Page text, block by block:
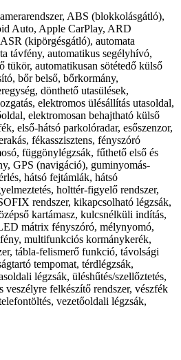
ABS (blokkolásgátló),
Auto, Apple CarPlay, ARD
(kipörgésgátló), automata
távfény, automatikus segélyhívó,
tükör, automatikusan sötétedő külső
bőr belső, bőrkormány,
dönthető utasülések,
elektromos ülésállítás utasoldal,
elektromosan behajtható külső
első-hátsó parkolóradar, esőszenzor,
fékasszisztens, fényszóró
függönylégzsák, fűthető első és
GPS (navigáció), guminyomás-
hátsó fejtámlák, hátsó
holttér-figyelő rendszer,
rendszer, kikapcsolható légzsák,
kartámasz, kulcsnélküli indítás,
mátrix fényszóró, mélynyomó,
multifunkciós kormánykerék,
tábla-felismerő funkció, távolsági
tempomat, térdlégzsák,
légzsák, üléshűtés/szellőztetés,
veszélyre felkészítő rendszer, vészfék
vezetőoldali légzsák,